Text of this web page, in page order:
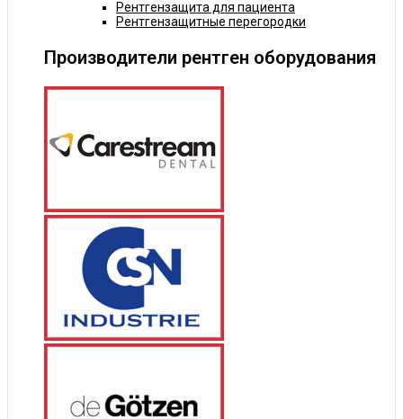
Рентгензащита для пациента
Рентгензащитные перегородки
Производители рентген оборудования